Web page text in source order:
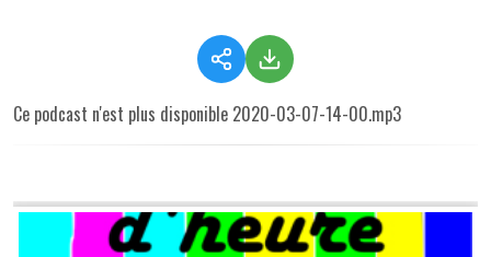
Ce podcast n'est plus disponible 2020-03-07-14-00.mp3